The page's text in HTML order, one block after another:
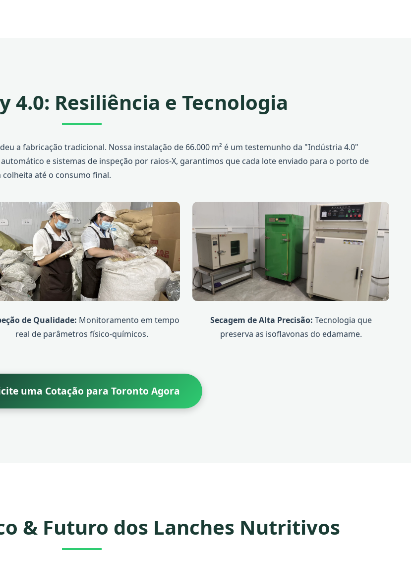
4.0: Resiliência e Tecnologia
a fabricação tradicional. Nossa instalação de 66.000 m² é um testemunho da "Indústria 4.0"
e sistemas de inspeção por raios-X, garantimos que cada lote enviado para o porto de
até o consumo final.
de Qualidade: Monitoramento em tempo
real de parâmetros físico-químicos.
Secagem de Alta Precisão: Tecnologia que
preserva as isoflavonas do edamame.
uma Cotação para Toronto Agora
& Futuro dos Lanches Nutritivos